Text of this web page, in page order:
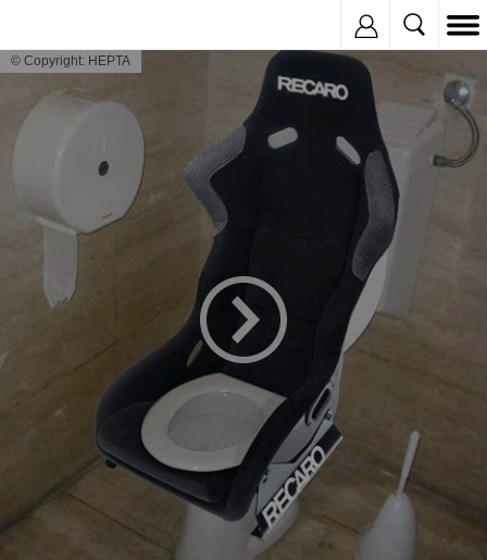
© Copyright: HEPTA